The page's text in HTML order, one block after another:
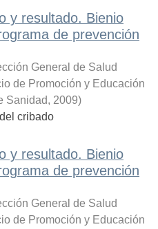
y resultado. Bienio
de prevención
General de Salud
de Promoción y Educación
Sanidad, 2009)
cribado
y resultado. Bienio
de prevención
General de Salud
de Promoción y Educación